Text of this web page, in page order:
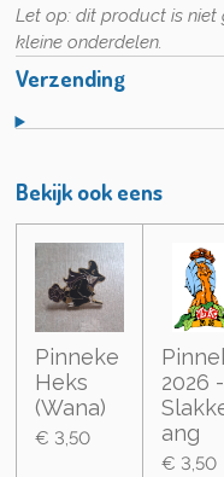
Let op: dit product is niet
kleine onderdelen.
Verzending
Bekijk ook eens
Pinneke
Heks
(Wana)
€ 3,50
2026 -
ang
€ 3,50